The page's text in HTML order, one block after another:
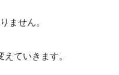
ません。
ていきます。